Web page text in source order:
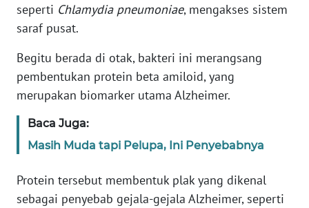
seperti Chlamydia pneumoniae, mengakses sistem
saraf pusat.
Begitu berada di otak, bakteri ini merangsang
pembentukan protein beta amiloid, yang
merupakan biomarker utama Alzheimer.
Baca Juga:
Masih Muda tapi Pelupa, Ini Penyebabnya
Protein tersebut membentuk plak yang dikenal
sebagai penyebab gejala-gejala Alzheimer, seperti
Wahana
News
WN
SUMUT
JAKARTA
WN
JABAR